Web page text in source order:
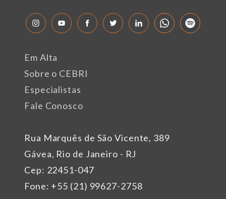
Rua Marquês de São Vicente, 389
Gávea, Rio de Janeiro - RJ
Cep: 22451-047
Fone: +55 (21) 99627-2758
Em Alta
Sobre o CEBRI
Especialistas
Fale Conosco